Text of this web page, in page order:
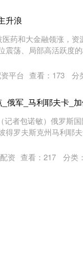
升浪
药和大金融领涨，资
震荡、局部高活跃度
平台 查看： 173 分
俄军_马利耶夫卡_
者包诺敏）俄罗斯国
得罗夫斯克州马利耶
资 查看： 217 分类：